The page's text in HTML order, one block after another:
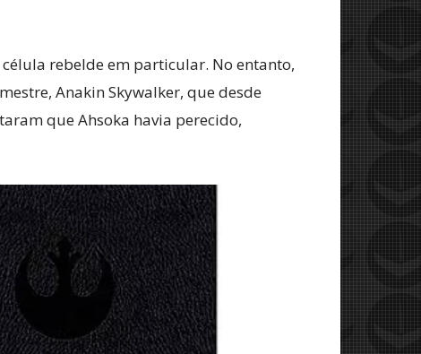
rebelde em particular. No entanto,
Anakin Skywalker, que desde
que Ahsoka havia perecido,